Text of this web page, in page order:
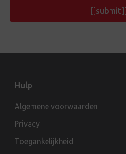
[[submit]]
Hulp
Algemene voorwaarden
Privacy
Toegankelijkheid